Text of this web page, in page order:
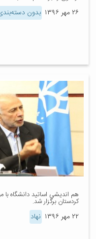
۲۶ مهر ۱۳۹۶ بدون
هم اندیشی اساتید دانشگاه
کردستان برگزار شد.
۲۲ مهر ۱۳۹۶ نهاد